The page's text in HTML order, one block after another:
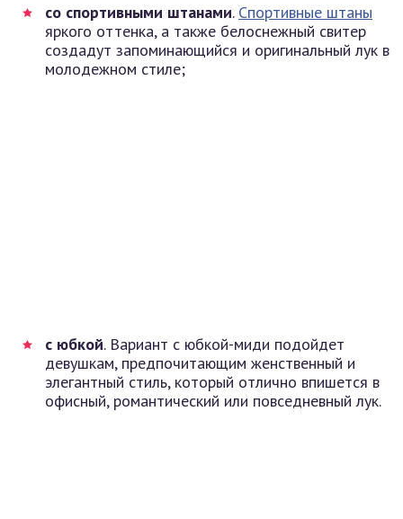
со спортивными штанами. Спортивные штаны
яркого оттенка, а также белоснежный свитер
создадут запоминающийся и оригинальный лук в
молодежном стиле;
с юбкой. Вариант с юбкой-миди подойдет
девушкам, предпочитающим женственный и
элегантный стиль, который отлично впишется в
офисный, романтический или повседневный лук.